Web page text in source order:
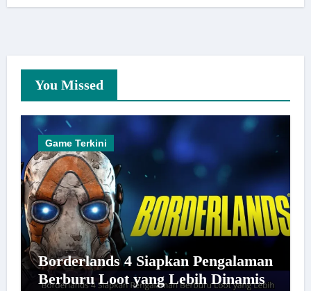
You Missed
Game Terkini
Borderlands 4 Siapkan Pengalaman
Berburu Loot yang Lebih Dinamis